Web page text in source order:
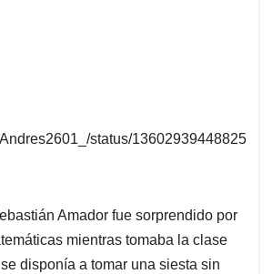
status/13602939448825
Amador fue sorprendido por
mientras tomaba la clase
disponía a tomar una siesta sin